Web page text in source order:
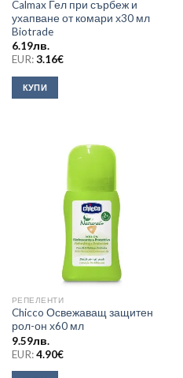
Calmax Гел при сърбеж и
ухапване от комари х30 мл
Biotrade
6.19лв.
EUR:3.16€
КУПИ
РЕПЕЛЕНТИ
Chicco Освежаващ защитен
рол-он х60 мл
9.59лв.
EUR:4.90€